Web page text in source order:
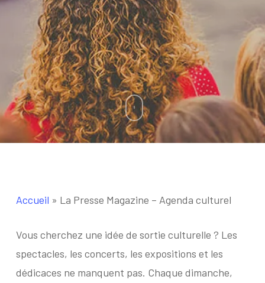
Accueil » La Presse Magazine – Agenda culturel
Vous cherchez une idée de sortie culturelle ? Les
spectacles, les concerts, les expositions et les
dédicaces ne manquent pas. Chaque dimanche,